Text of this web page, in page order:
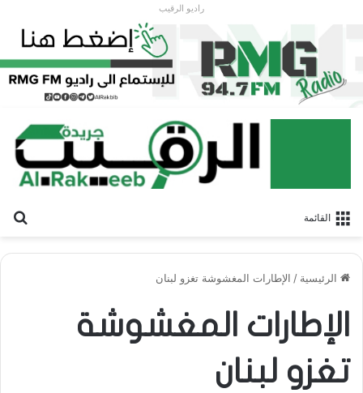
راديو الرقيب
القائمة
الرئيسية / الإطارات المغشوشة تغزو لبنان
الإطارات المغشوشة
تغزو لبنان